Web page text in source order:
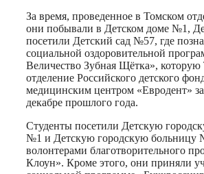
За время, проведенное в Томском
они побывали в Детском доме №1,
посетили Детский сад №57, где
социальной оздоровительной
Величество Зубная Щётка», которую
отделение Российского детского
медицинским центром «Евродент»
декабре прошлого года.
Студенты посетили Детскую
№1 и Детскую городскую больницу
волонтерами благотворительного
Клоун». Кроме этого, они приняли